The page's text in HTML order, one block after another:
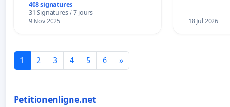
408 signatures
31 Signatures / 7 jours
9 Nov 2025
18 Jul 2026
1 2 3 4 5 6 »
Petitionenligne.net